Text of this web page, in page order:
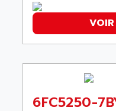
SMTB
CPX37
CE65
ROD 426
SINUMERIK
AKER
AKIM AG
AKO
ALACATEL
ALARMCOM
6FC5250-